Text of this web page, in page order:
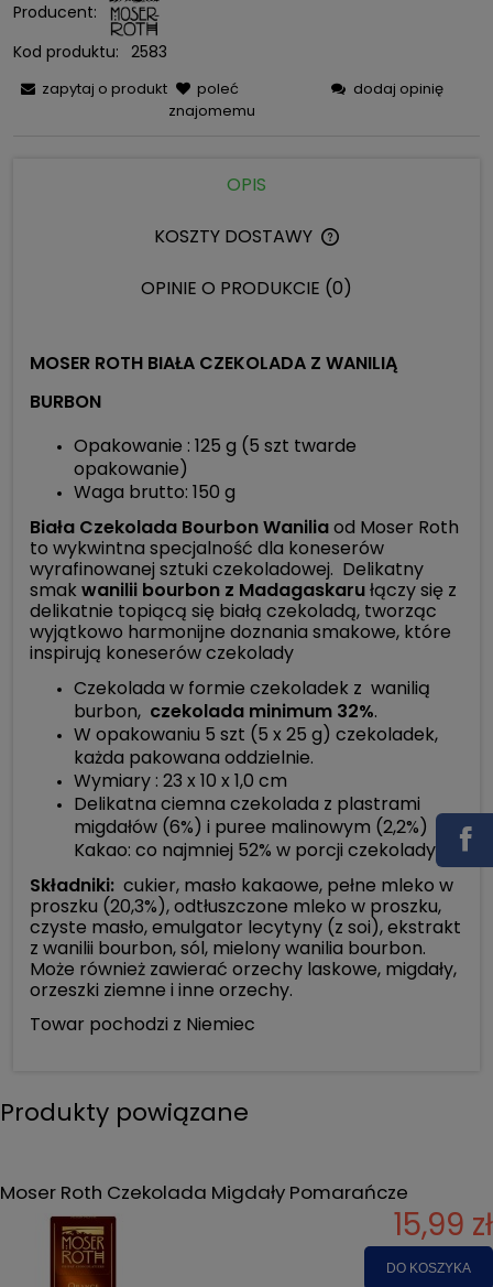
Producent:
Kod produktu: 2583
zapytaj o produkt
poleć
znajomemu
dodaj opinię
OPIS
KOSZTY DOSTAWY
OPINIE O PRODUKCIE (0)
MOSER ROTH BIAŁA CZEKOLADA Z WANILIĄ
BURBON
Opakowanie : 125 g (5 szt twarde
opakowanie)
Waga brutto: 150 g
Biała Czekolada Bourbon Waniliaod Moser Roth
to wykwintna specjalność dla koneserów
wyrafinowanej sztuki czekoladowej. Delikatny
smak wanilii bourbon z Madagaskarułączy się z
delikatnie topiącą się białą czekoladą, tworząc
wyjątkowo harmonijne doznania smakowe, które
inspirują koneserów czekolady
Czekolada w formie czekoladek z wanilią
burbon, czekolada minimum 32%.
W opakowaniu 5 szt (5 x 25 g) czekoladek,
każda pakowana oddzielnie.
Wymiary : 23 x 10 x 1,0 cm
Delikatna ciemna czekolada z plastrami
migdałów (6%) i puree malinowym (2,2%)
Kakao: co najmniej 52% w porcji czekolady.
Składniki: cukier, masło kakaowe, pełne mleko w
proszku (20,3%), odtłuszczone mleko w proszku,
czyste masło, emulgator lecytyny (z soi), ekstrakt
z wanilii bourbon, sól, mielony wanilia bourbon.
Może również zawierać orzechy laskowe, migdały,
orzeszki ziemne i inne orzechy.
Towar pochodzi z Niemiec
Produkty powiązane
Moser Roth Czekolada Migdały Pomarańcze
15,99 zł
DO KOSZYKA